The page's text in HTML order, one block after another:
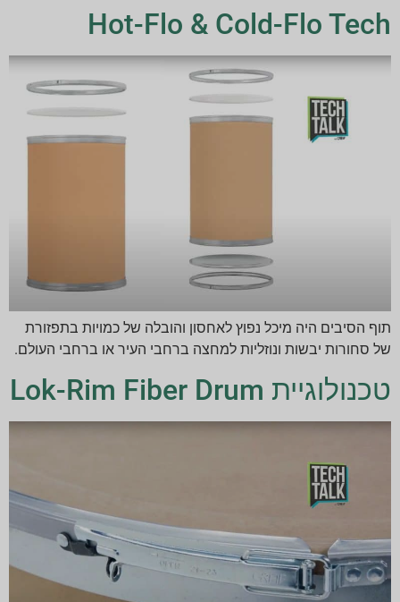
Hot-Flo & Cold-Flo Tech
תוף הסיבים היה מיכל נפוץ לאחסון והובלה של כמויות בתפזורת
של סחורות יבשות ונוזליות למחצה ברחבי העיר או ברחבי העולם.
טכנולוגיית Lok-Rim Fiber Drum